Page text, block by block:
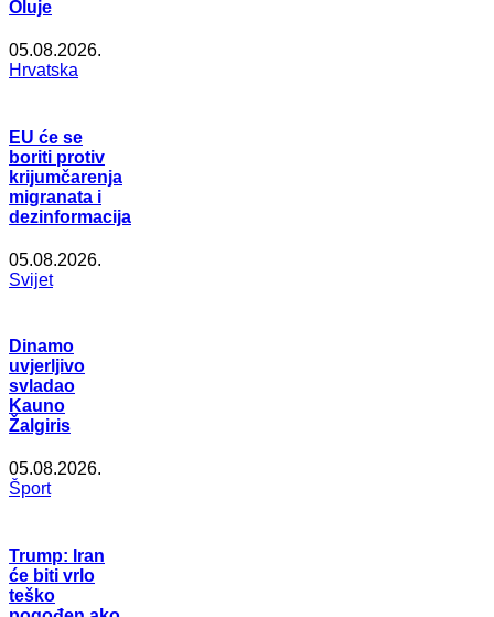
Oluje
05.08.2026.
Hrvatska
EU će se
boriti protiv
krijumčarenja
migranata i
dezinformacija
05.08.2026.
Svijet
Dinamo
uvjerljivo
svladao
Kauno
Žalgiris
05.08.2026.
Šport
Trump: Iran
će biti vrlo
teško